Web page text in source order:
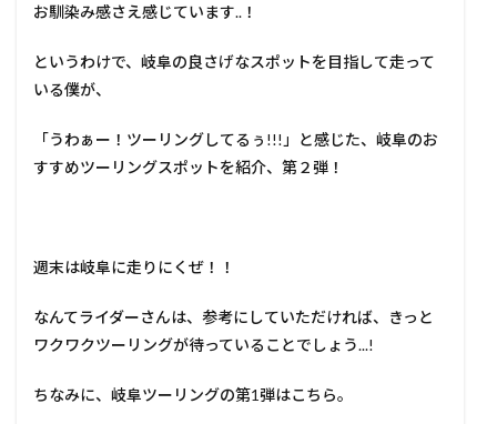
お馴染み感さえ感じています..！
というわけで、岐阜の良さげなスポットを目指して走って
いる僕が、
「うわぁー！ツーリングしてるぅ!!!」と感じた、岐阜のお
すすめツーリングスポットを紹介、第２弾！
週末は岐阜に走りにくぜ！！
なんてライダーさんは、参考にしていただければ、きっと
ワクワクツーリングが待っていることでしょう...!
ちなみに、岐阜ツーリングの第1弾はこちら。